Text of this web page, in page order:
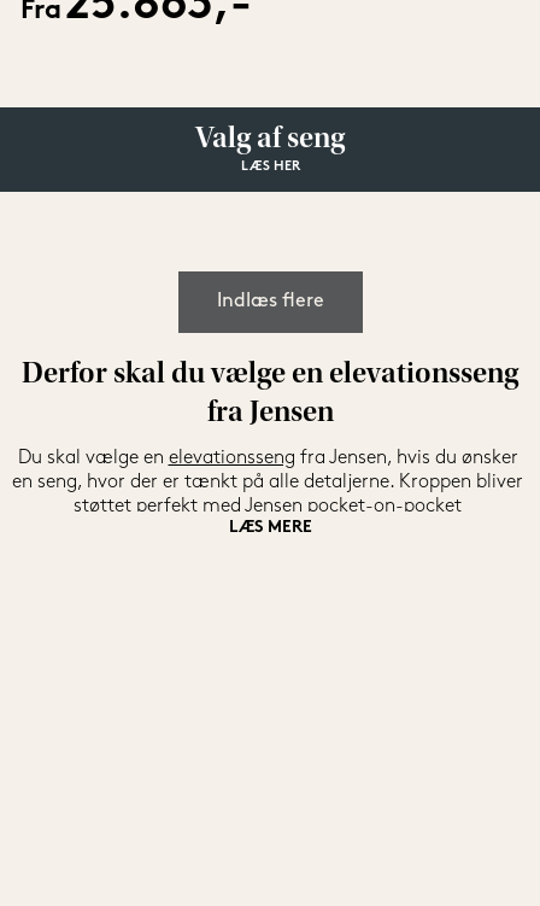
Fra
Valg af seng
LÆS HER
Indlæs flere
Derfor skal du vælge en elevationsseng
fra Jensen
Du skal vælge en elevationsseng fra Jensen, hvis du ønsker
en seng, hvor der er tænkt på alle detaljerne. Kroppen bliver
støttet perfekt med Jensen pocket-on-pocket
fjedersystemet og din krop får derfor støtte og plads, hvor
LÆS MERE